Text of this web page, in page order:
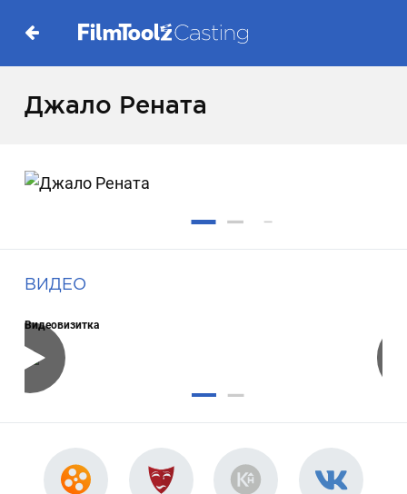
Джало Рената
ВИДЕО
Видеовизитка